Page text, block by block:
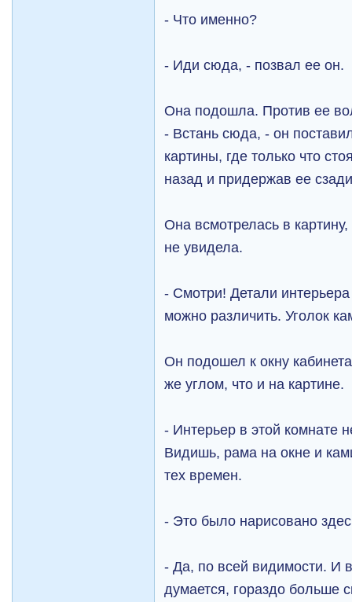
- Что именно?
- Иди сюда, - позвал ее он.
Она подошла. Против ее
- Встань сюда, - он
картины, где только что
назад и придержав ее
Она всмотрелась в
не увидела.
- Смотри! Детали
можно различить. Уголок
Он подошел к окну
же углом, что и на картине.
- Интерьер в этой комнате
Видишь, рама на окне и
тех времен.
- Это было нарисовано
- Да, по всей видимости. И
думается, гораздо больше